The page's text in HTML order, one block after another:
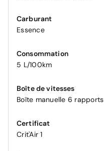
Carburant
Essence
Consommation
5 L/100km
Boîte de vitesses
Boîte manuelle 6 rapports
Certificat
Crit'Air 1